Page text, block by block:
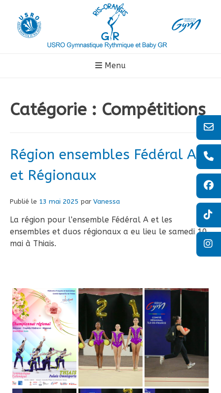
contenu
Menu
Catégorie : Compétitions
Région ensembles Fédéral A
et Régionaux
Publié le 13 mai 2025 par Vanessa
La région pour l’ensemble Fédéral A et les
ensembles et duos régionaux a eu lieu le samedi 10
mai à Thiais.